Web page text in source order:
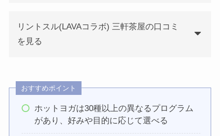
リントスル(LAVAコラボ) 三軒茶屋の口コミ
を見る
おすすめポイント
ホットヨガは30種以上の異なるプログラム
があり、好みや目的に応じて選べる